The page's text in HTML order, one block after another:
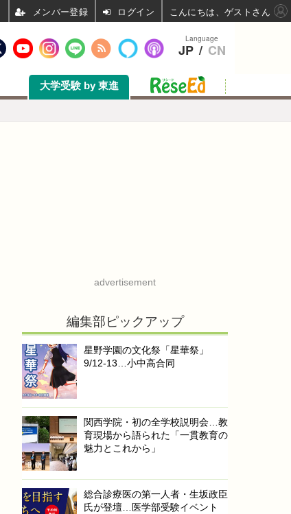
大学受験 by 東進
advertisement
編集部ピックアップ
星野学園の文化祭「星華祭」
9/12-13…小中高合同
関西学院・初の全学校説明会…教
育現場から語られた「一貫教育の
魅力とこれから」
総合診療医の第一人者・生坂政臣
氏が登壇…医学部受験イベント
Language
JP / CN
ログイン こんにちは、ゲストさん